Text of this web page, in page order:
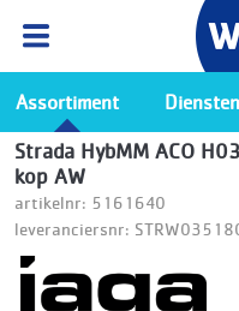
Ga naar de Wasco app
Assortiment Diensten
Strada HybMM ACO
kop AW
artikelnr: 5161640
leveranciersnr: